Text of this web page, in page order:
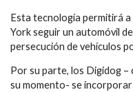
Esta tecnología permitirá a
York seguir un automóvil
persecución de vehículos
Por su parte, los Digidog –
su momento- se